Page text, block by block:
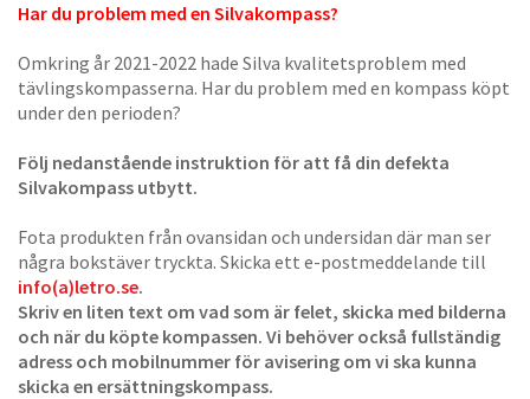
Har du problem med en Silvakompass?
Omkring år 2021-2022 hade Silva kvalitetsproblem med
tävlingskompasserna. Har du problem med en kompass köpt
under den perioden?
Följ nedanstående instruktion för att få din defekta
Silvakompass utbytt.
Fota produkten från ovansidan och undersidan där man ser
några bokstäver tryckta. Skicka ett e-postmeddelande till
info(a)letro.se.
Skriv en liten text om vad som är felet, skicka med bilderna
och när du köpte kompassen. Vi behöver också fullständig
adress och mobilnummer för avisering om vi ska kunna
skicka en ersättningskompass.